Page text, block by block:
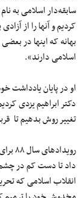
سابقه‌دار اسلامی به
کردیم و آنها را از
بهانه که اینها در
اسلامی دارند».
او در پایان یادداشت
دکتر ابراهیم یزدی
تغییر روش بدهیم تا
داد تا دست کم در
انقلاب اسلامی که